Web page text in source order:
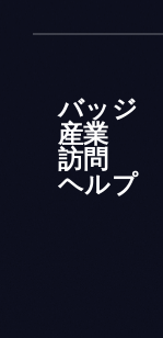
バッジ
産業
訪問
ヘルプ